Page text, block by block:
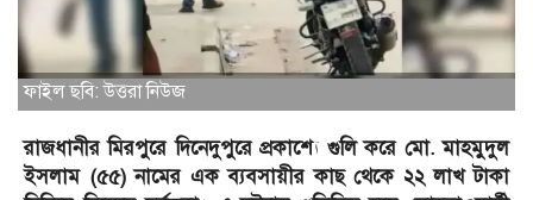
ফাইল ছবি: উত্তরা নিউজ
রাজধানীর মিরপুরে দিনেদুপুরে প্রকাশ্যে গুলি করে মো. মাহমুদুল
ইসলাম (৫৫) নামের এক ব্যবসায়ীর কাছ থেকে ২২ লাখ টাকা